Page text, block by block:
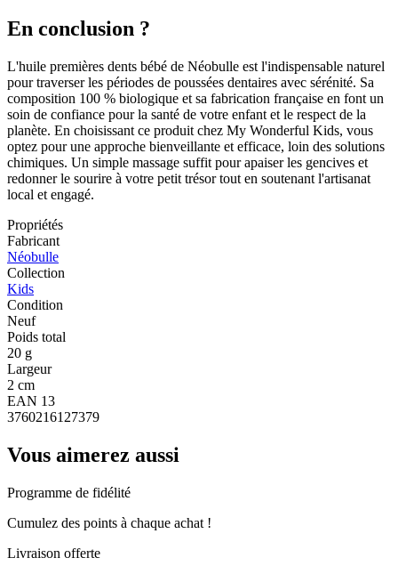
En conclusion ?
L'huile premières dents bébé de Néobulle est l'indispensable naturel
pour traverser les périodes de poussées dentaires avec sérénité. Sa
composition 100 % biologique et sa fabrication française en font un
soin de confiance pour la santé de votre enfant et le respect de la
planète. En choisissant ce produit chez My Wonderful Kids, vous
optez pour une approche bienveillante et efficace, loin des solutions
chimiques. Un simple massage suffit pour apaiser les gencives et
redonner le sourire à votre petit trésor tout en soutenant l'artisanat
local et engagé.
Propriétés
Fabricant
Néobulle
Collection
Kids
Condition
Neuf
Poids total
20 g
Largeur
2 cm
EAN 13
3760216127379
Vous aimerez aussi
Programme de fidélité
Cumulez des points à chaque achat !
Livraison offerte